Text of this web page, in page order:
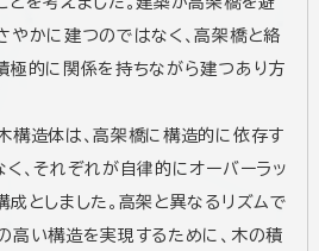
やかに建つのではなく、高架橋と絡
極的に関係を持ちながら建つあり方
構造体は、高架橋に構造的に依存す
く、それぞれが自律的にオーバーラッ
成としました。高架と異なるリズムで
高い構造を実現するために、木の積